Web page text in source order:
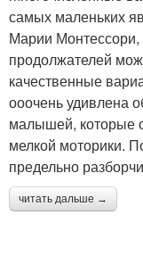
самых маленьких
Марии
продолжателей
качественные
ооочень удивлена
малышей, которые
мелкой моторики.
предельно
читать дальше →